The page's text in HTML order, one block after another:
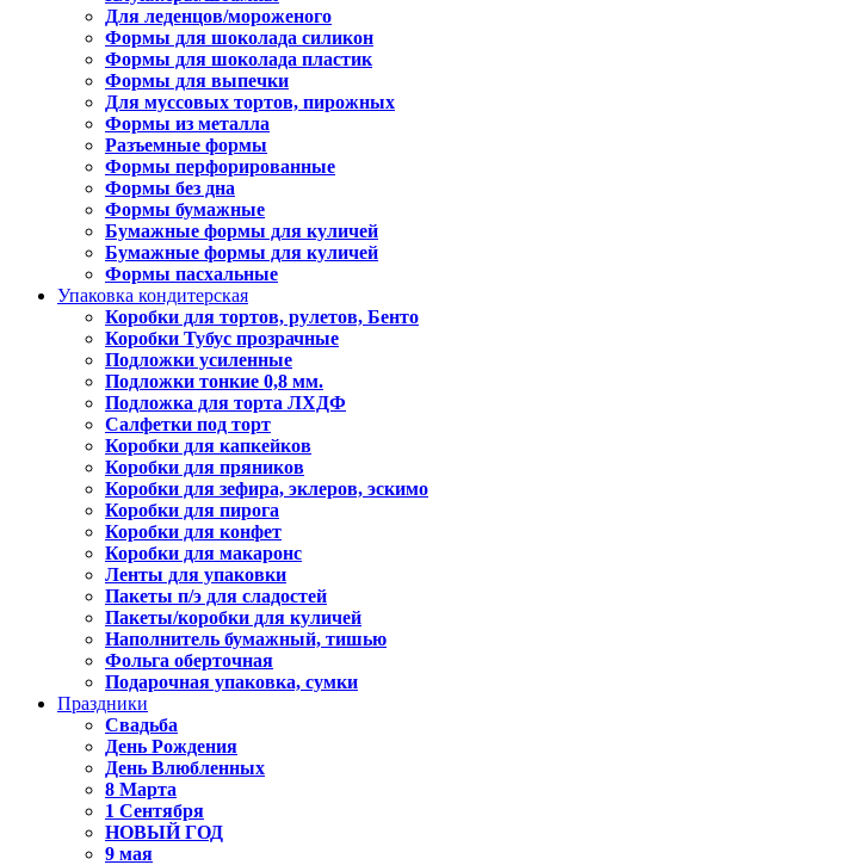
Для леденцов/мороженого
Формы для шоколада силикон
Формы для шоколада пластик
Формы для выпечки
Для муссовых тортов, пирожных
Формы из металла
Разъемные формы
Формы перфорированные
Формы без дна
Формы бумажные
Бумажные формы для куличей
Бумажные формы для куличей
Формы пасхальные
Упаковка кондитерская
Коробки для тортов, рулетов, Бенто
Коробки Тубус прозрачные
Подложки усиленные
Подложки тонкие 0,8 мм.
Подложка для торта ЛХДФ
Салфетки под торт
Коробки для капкейков
Коробки для пряников
Коробки для зефира, эклеров, эскимо
Коробки для пирога
Коробки для конфет
Коробки для макаронс
Ленты для упаковки
Пакеты п/э для сладостей
Пакеты/коробки для куличей
Наполнитель бумажный, тишью
Фольга оберточная
Подарочная упаковка, сумки
Праздники
Свадьба
День Рождения
День Влюбленных
8 Марта
1 Сентября
НОВЫЙ ГОД
9 мая